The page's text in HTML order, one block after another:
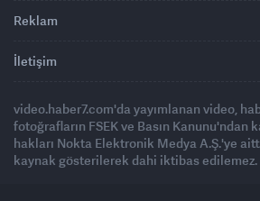
Reklam
İletişim
video.haber7.com'da yayımlanan video,
fotoğrafların FSEK ve Basın Kanunu'ndan
hakları Nokta Elektronik Medya A.Ş.'ye
kaynak gösterilerek dahi iktibas edilemez.